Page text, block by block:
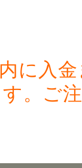
に入
。ご